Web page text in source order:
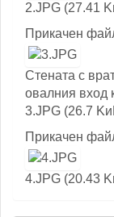
2.JPG (27.41
Прикачен
Стената с
овалния вход
3.JPG (26.7
Прикачен
4.JPG (20.43